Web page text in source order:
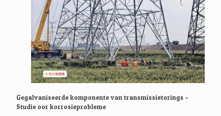
Gegalvaniseerde komponente van transmissietorings –
Studie oor korrosieprobleme